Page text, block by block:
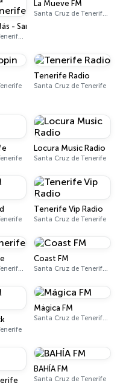
- Santa Cruz de Tenerife
Santa Cruz de Tenerife 91.1 FM
La Mueve FM
Santa Cruz de Tenerife 104.5 FM
Tenerife Radio
Santa Cruz de Tenerife
Locura Music Radio
Santa Cruz de Tenerife
Tenerife Vip Radio
Santa Cruz de Tenerife
Santa Cruz de Tenerife 99.0 FM
Coast FM
Santa Cruz de Tenerife 105.5 FM
Mágica FM
Santa Cruz de Tenerife 96.6 FM
BAHÍA FM
Santa Cruz de Tenerife